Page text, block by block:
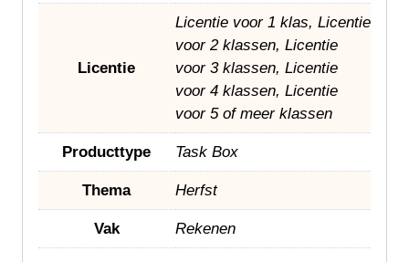
Licentie
Licentie voor 1 klas, Licentie
voor 2 klassen, Licentie
voor 3 klassen, Licentie
voor 4 klassen, Licentie
voor 5 of meer klassen
Producttype Task Box
Thema Herfst
Vak Rekenen